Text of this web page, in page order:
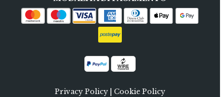
Privacy Policy| Cookie Policy